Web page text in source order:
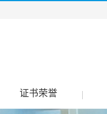
证书荣誉